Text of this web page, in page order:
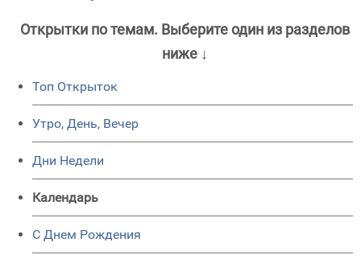
Открытки по темам. Выберите один из разделов
ниже ↓
Топ Открыток
Утро, День, Вечер
Дни Недели
Календарь
C Днем Рождения